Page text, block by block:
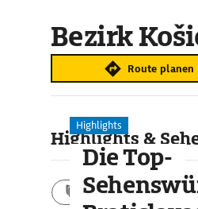
Bezirk
Route planen
Highlights &
Aktivitäten
Highlights
Die Top-